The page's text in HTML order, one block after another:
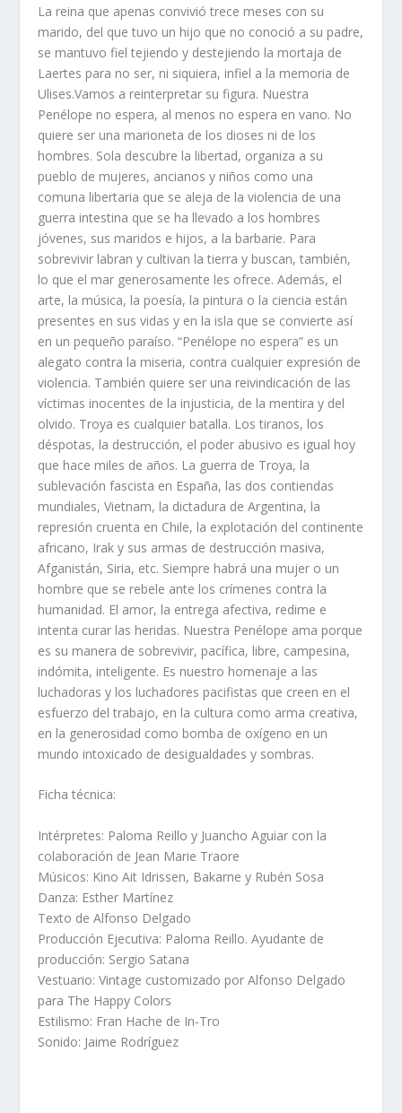
La reina que apenas convivió trece meses con su
marido, del que tuvo un hijo que no conoció a su padre,
se mantuvo fiel tejiendo y destejiendo la mortaja de
Laertes para no ser, ni siquiera, infiel a la memoria de
Ulises.Vamos a reinterpretar su figura. Nuestra
Penélope no espera, al menos no espera en vano. No
quiere ser una marioneta de los dioses ni de los
hombres. Sola descubre la libertad, organiza a su
pueblo de mujeres, ancianos y niños como una
comuna libertaria que se aleja de la violencia de una
guerra intestina que se ha llevado a los hombres
jóvenes, sus maridos e hijos, a la barbarie. Para
sobrevivir labran y cultivan la tierra y buscan, también,
lo que el mar generosamente les ofrece. Además, el
arte, la música, la poesía, la pintura o la ciencia están
presentes en sus vidas y en la isla que se convierte así
en un pequeño paraíso. “Penélope no espera” es un
alegato contra la miseria, contra cualquier expresión de
violencia. También quiere ser una reivindicación de las
víctimas inocentes de la injusticia, de la mentira y del
olvido. Troya es cualquier batalla. Los tiranos, los
déspotas, la destrucción, el poder abusivo es igual hoy
que hace miles de años. La guerra de Troya, la
sublevación fascista en España, las dos contiendas
mundiales, Vietnam, la dictadura de Argentina, la
represión cruenta en Chile, la explotación del continente
africano, Irak y sus armas de destrucción masiva,
Afganistán, Siria, etc. Siempre habrá una mujer o un
hombre que se rebele ante los crímenes contra la
humanidad. El amor, la entrega afectiva, redime e
intenta curar las heridas. Nuestra Penélope ama porque
es su manera de sobrevivir, pacífica, libre, campesina,
indómita, inteligente. Es nuestro homenaje a las
luchadoras y los luchadores pacifistas que creen en el
esfuerzo del trabajo, en la cultura como arma creativa,
en la generosidad como bomba de oxígeno en un
mundo intoxicado de desigualdades y sombras.
Ficha técnica:
Intérpretes: Paloma Reillo y Juancho Aguiar con la
colaboración de Jean Marie Traore
Músicos: Kino Ait Idrissen, Bakarne y Rubén Sosa
Danza: Esther Martínez
Texto de Alfonso Delgado
Producción Ejecutiva: Paloma Reillo. Ayudante de
producción: Sergio Satana
Vestuario: Vintage customizado por Alfonso Delgado
para The Happy Colors
Estilismo: Fran Hache de In-Tro
Sonido: Jaime Rodríguez